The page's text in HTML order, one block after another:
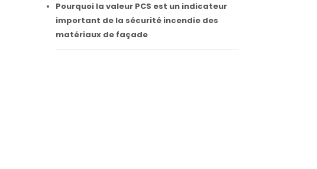
Pourquoi la valeur PCS est un indicateur
important de la sécurité incendie des
matériaux de façade